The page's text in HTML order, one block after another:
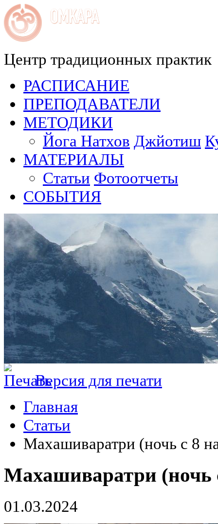
Центр традиционных практик
РАСПИСАНИЕ
ПРЕПОДАВАТЕЛИ
МЕТОДИКИ
Йога Натхов Джйотиш
МАТЕРИАЛЫ
Статьи Фотоотчеты
СОБЫТИЯ
Версия для печати
Главная
Статьи
Махашиваратри (ночь с 8
Махашиваратри (ночь
01.03.2024